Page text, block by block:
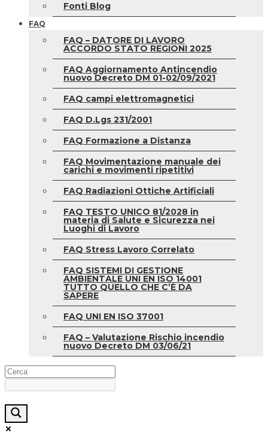
Fonti Blog
FAQ
FAQ – DATORE DI LAVORO
ACCORDO STATO REGIONI 2025
FAQ Aggiornamento Antincendio
nuovo Decreto DM 01-02/09/2021
FAQ campi elettromagnetici
FAQ D.Lgs 231/2001
FAQ Formazione a Distanza
FAQ Movimentazione manuale dei
carichi e movimenti ripetitivi
FAQ Radiazioni Ottiche Artificiali
FAQ TESTO UNICO 81/2028 in
materia di Salute e Sicurezza nei
Luoghi di Lavoro
FAQ Stress Lavoro Correlato
FAQ SISTEMI DI GESTIONE
AMBIENTALE UNI EN ISO 14001
TUTTO QUELLO CHE C’È DA
SAPERE
FAQ UNI EN ISO 37001
FAQ – Valutazione Rischio incendio
nuovo Decreto DM 03/06/21